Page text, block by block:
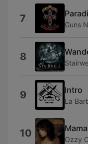
7 Guns
8
9 Intro
La
10 Ozzy